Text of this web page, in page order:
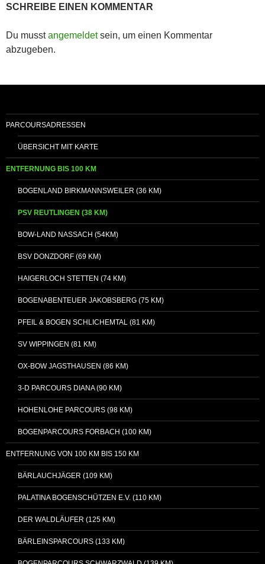
SCHREIBE EINEN KOMMENTAR
Du musstangemeldetsein, um einen Kommentar
abzugeben.
PARCOURSADRESSEN
ÜBERSICHT MIT KARTE
ENTFERNUNG BIS 100 KM
BOGENLAND BIRKMANNSWEILER (36 KM)
PSV REUTLINGEN (38 KM)
BOW-LAND NASSACH (54KM)
BSV DONZDORF (69 KM)
HAIGERLOCH STETTEN (74 KM)
BOGENABENTEUER JAKOBSBERG (75 KM)
PFEIL & BOGEN SCHLICHEMTAL (81 KM)
SV WIPPINGEN (81 KM)
OX-BOW JAGSTHAUSEN (86 KM)
3-D PARCOURS DIANA (90 KM)
HOHENLOHE PARCOURS (98 KM)
BOGENPARCOURS FORBACH (100 KM)
ENTFERNUNG VON 100 KM BIS 150 KM
BÄRLAUCHJÄGER (109 KM)
PALATINA BOGENSCHÜTZEN E.V. (110 KM)
DER WALDLÄUFER (125 KM)
BÄRLEINSPARCOURS (133 KM)